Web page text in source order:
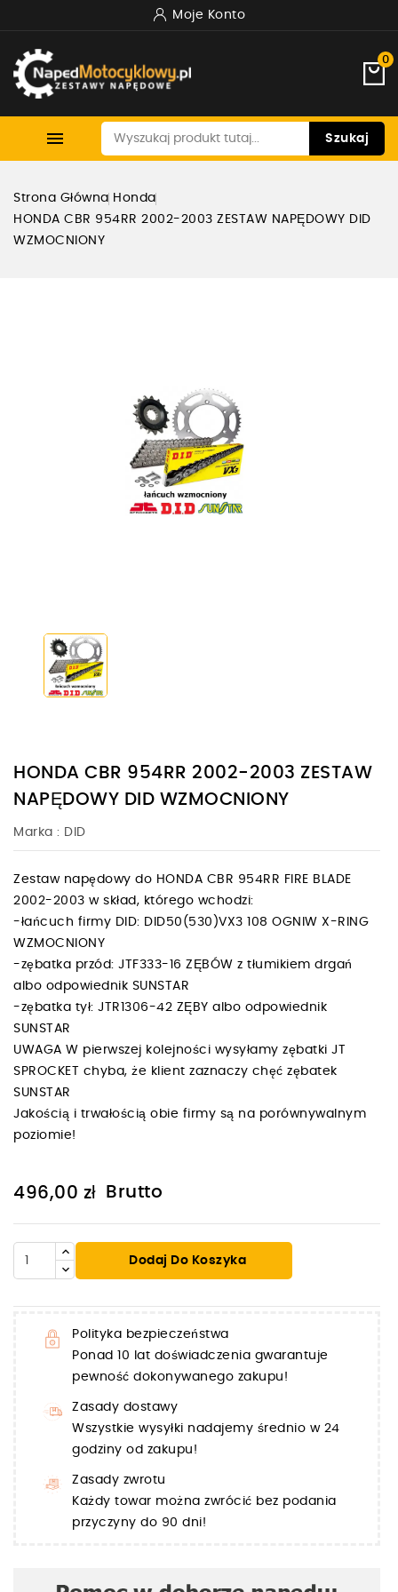
Moje Konto
0
 Szukaj
Strona Główna Honda
HONDA CBR 954RR 2002-2003 ZESTAW NAPĘDOWY DID
WZMOCNIONY
HONDA CBR 954RR 2002-2003 ZESTAW
NAPĘDOWY DID WZMOCNIONY
Marka : DID
Zestaw napędowy do HONDA CBR 954RR FIRE BLADE
2002-2003 w skład, którego wchodzi:
-łańcuch firmy DID: DID50(530)VX3 108 OGNIW X-RING
WZMOCNIONY
-zębatka przód: JTF333-16 ZĘBÓW z tłumikiem drgań
albo odpowiednik SUNSTAR
-zębatka tył: JTR1306-42 ZĘBY albo odpowiednik
SUNSTAR
UWAGA W pierwszej kolejności wysyłamy zębatki JT
SPROCKET chyba, że klient zaznaczy chęć zębatek
SUNSTAR
Jakością i trwałością obie firmy są na porównywalnym
poziomie!
496,00 zł Brutto
Dodaj Do Koszyka
Polityka bezpieczeństwa
Ponad 10 lat doświadczenia gwarantuje
pewność dokonywanego zakupu!
Zasady dostawy
Wszystkie wysyłki nadajemy średnio w 24
godziny od zakupu!
Zasady zwrotu
Każdy towar można zwrócić bez podania
przyczyny do 90 dni!